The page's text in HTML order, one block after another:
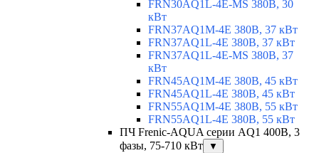
FRN30AQ1L-4E-MS 380В, 30
кВт
FRN37AQ1M-4E 380В, 37 кВт
FRN37AQ1L-4E 380В, 37 кВт
FRN37AQ1L-4E-MS 380В, 37
кВт
FRN45AQ1M-4E 380В, 45 кВт
FRN45AQ1L-4E 380В, 45 кВт
FRN55AQ1M-4E 380В, 55 кВт
FRN55AQ1L-4E 380В, 55 кВт
ПЧ Frenic-AQUA серии AQ1 400В, 3
фазы, 75-710 кВт
▼